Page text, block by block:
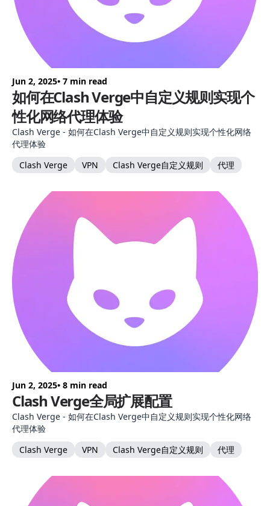
Jun 2, 2025• 7 min read
如何在Clash Verge中自定义规则实现个
性化网络代理体验
Clash Verge - 如何在Clash Verge中自定义规则实现个性化网络
代理体验
Clash Verge
VPN Clash Verge自定义规则 代理
Jun 2, 2025• 8 min read
Clash Verge全局扩展配置
Clash Verge - 如何在Clash Verge中自定义规则实现个性化网络
代理体验
Clash Verge
VPN Clash Verge自定义规则 代理